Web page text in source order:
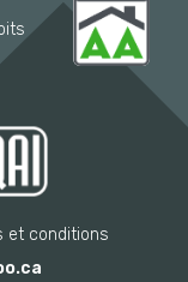
et conditions